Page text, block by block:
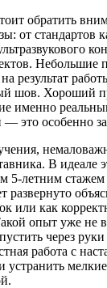
обратить
от стандартов
Небольшие
результат
шов. Хороший
именно
— это особенно
В идеале
5-летним
развернуто
или как
опыт уже не
через
работа с
устранить